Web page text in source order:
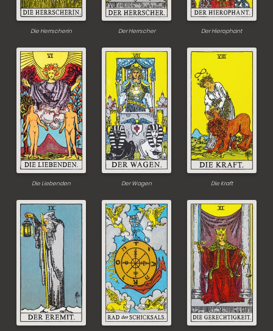
Die Herrscherin Der Herrscher Der Hierophant
Die Liebenden Der Wagen Die Kraft